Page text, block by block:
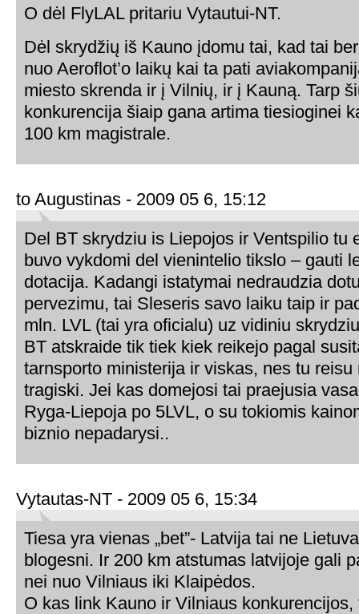
O dėl FlyLAL pritariu Vytautui-NT.
Dėl skrydžių iš Kauno įdomu tai, kad tai
nuo Aeroflot’o laikų kai ta pati
miesto skrenda ir į Vilnių, ir į Kauną. Tarp
konkurencija šiaip gana artima tiesioginei
100 km magistrale.
to Augustinas - 2009 05 6, 15:12
Del BT skrydziu is Liepojos ir Ventspilio tu
buvo vykdomi del vienintelio tikslo – gauti
dotacija. Kadangi istatymai nedraudzia
pervezimu, tai Sleseris savo laiku taip ir
mln. LVL (tai yra oficialu) uz vidiniu
BT atskraide tik tiek kiek reikejo pagal
tarnsporto ministerija ir viskas, nes tu reisu
tragiski. Jei kas domejosi tai praejusia
Ryga-Liepoja po 5LVL, o su tokiomis
biznio nepadarysi..
Vytautas-NT - 2009 05 6, 15:34
Tiesa yra vienas „bet”- Latvija tai ne
blogesni. Ir 200 km atstumas latvijoje gali
nei nuo Vilniaus iki Klaipėdos.
O kas link Kauno ir Vilniaus